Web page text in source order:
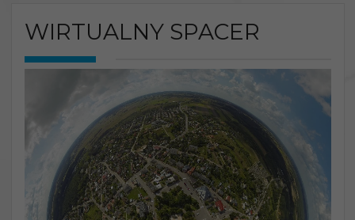
WIRTUALNY SPACER